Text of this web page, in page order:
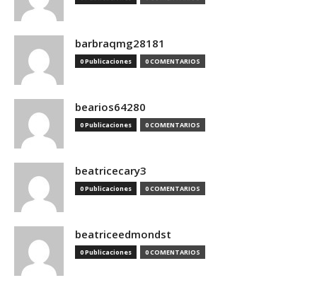
barbraqmg28181
0 Publicaciones 0 COMENTARIOS
bearios64280
0 Publicaciones 0 COMENTARIOS
beatricecary3
0 Publicaciones 0 COMENTARIOS
beatriceedmondst
0 Publicaciones 0 COMENTARIOS